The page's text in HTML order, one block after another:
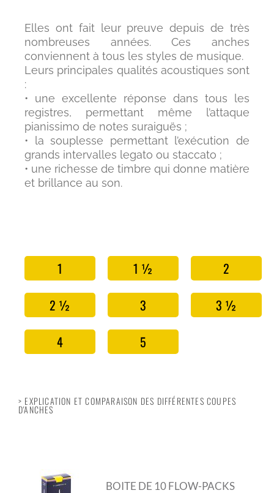
Elles ont fait leur preuve depuis de très
nombreuses années. Ces anches
conviennent à tous les styles de musique.
Leurs principales qualités acoustiques sont
:
• une excellente réponse dans tous les
registres, permettant même l’attaque
pianissimo de notes suraiguës ;
• la souplesse permettant l’exécution de
grands intervalles legato ou staccato ;
• une richesse de timbre qui donne matière
et brillance au son.
1 1 ½
2
2 ½
3
3 ½
4
5
> EXPLICATION ET COMPARAISON DES DIFFÉRENTES COUPES
D'ANCHES
BOITE DE 10 FLOW-PACKS